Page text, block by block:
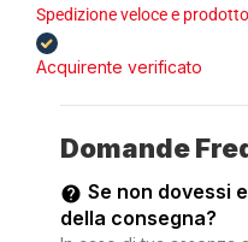
Spedizione veloce e
Acquirente verificato
Domande
Se non dovessi
della consegna?